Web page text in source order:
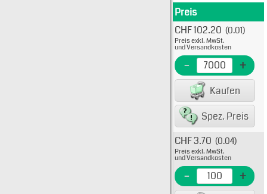
Produkt
Preis
Typ:
EME
CHF 102.20 (0.01)
Preis exkl. MwSt.
und Versandkosten
- +
Kaufen
Spez. Preis
EME
CHF 3.70 (0.04)
Preis exkl. MwSt.
und Versandkosten
- +